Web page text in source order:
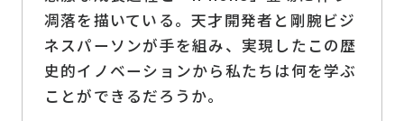
凋落を描いている。天才開発者と剛腕ビジ
ネスパーソンが手を組み、実現したこの歴
史的イノベーションから私たちは何を学ぶ
ことができるだろうか。